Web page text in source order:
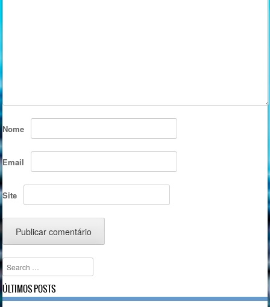
Nome
Email
Site
Search
ÚLTIMOS POSTS